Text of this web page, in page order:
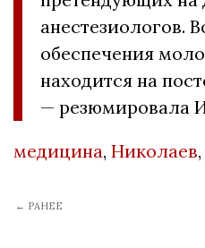
анестезиологов.
обеспечения
находится на
— резюмировала
медицина, Николаев,
← РАНЕЕ